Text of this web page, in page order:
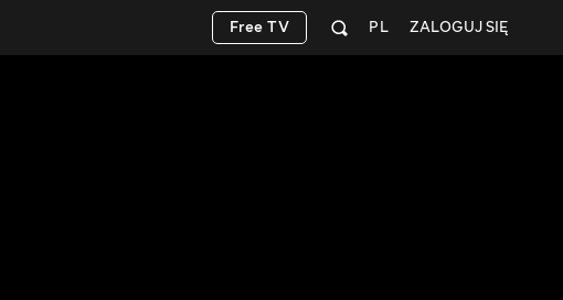
ZALOGUJ SIĘ
PL
Free TV